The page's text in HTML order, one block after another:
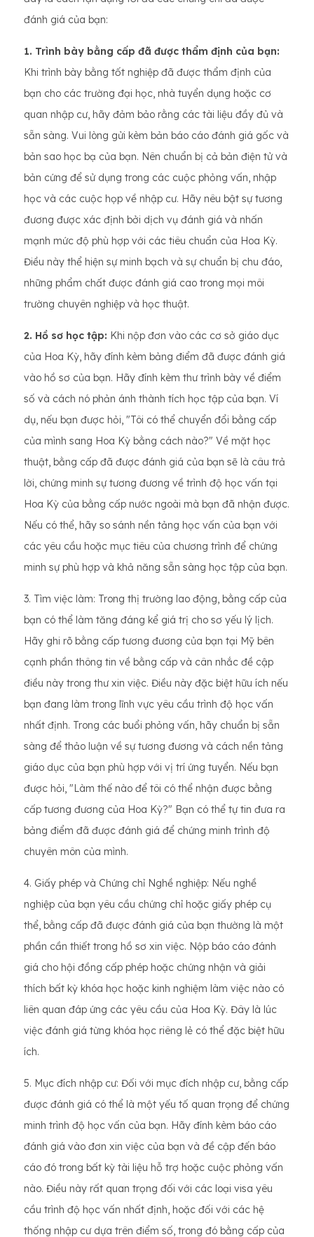
đánh giá của bạn:
1. Trình bày bằng cấp đã được thẩm định của bạn:
Khi trình bày bằng tốt nghiệp đã được thẩm định của
bạn cho các trường đại học, nhà tuyển dụng hoặc cơ
quan nhập cư, hãy đảm bảo rằng các tài liệu đầy đủ và
sẵn sàng. Vui lòng gửi kèm bản báo cáo đánh giá gốc và
bản sao học bạ của bạn. Nên chuẩn bị cả bản điện tử và
bản cứng để sử dụng trong các cuộc phỏng vấn, nhập
học và các cuộc họp về nhập cư. Hãy nêu bật sự tương
đương được xác định bởi dịch vụ đánh giá và nhấn
mạnh mức độ phù hợp với các tiêu chuẩn của Hoa Kỳ.
Điều này thể hiện sự minh bạch và sự chuẩn bị chu đáo,
những phẩm chất được đánh giá cao trong mọi môi
trường chuyên nghiệp và học thuật.
2. Hồ sơ học tập: Khi nộp đơn vào các cơ sở giáo dục
của Hoa Kỳ, hãy đính kèm bảng điểm đã được đánh giá
vào hồ sơ của bạn. Hãy đính kèm thư trình bày về điểm
số và cách nó phản ánh thành tích học tập của bạn. Ví
dụ, nếu bạn được hỏi, "Tôi có thể chuyển đổi bằng cấp
của mình sang Hoa Kỳ bằng cách nào?" Về mặt học
thuật, bằng cấp đã được đánh giá của bạn sẽ là câu trả
lời, chứng minh sự tương đương về trình độ học vấn tại
Hoa Kỳ của bằng cấp nước ngoài mà bạn đã nhận được.
Nếu có thể, hãy so sánh nền tảng học vấn của bạn với
các yêu cầu hoặc mục tiêu của chương trình để chứng
minh sự phù hợp và khả năng sẵn sàng học tập của bạn.
3. Tìm việc làm: Trong thị trường lao động, bằng cấp của
bạn có thể làm tăng đáng kể giá trị cho sơ yếu lý lịch.
Hãy ghi rõ bằng cấp tương đương của bạn tại Mỹ bên
cạnh phần thông tin về bằng cấp và cân nhắc đề cập
điều này trong thư xin việc. Điều này đặc biệt hữu ích nếu
bạn đang làm trong lĩnh vực yêu cầu trình độ học vấn
nhất định. Trong các buổi phỏng vấn, hãy chuẩn bị sẵn
sàng để thảo luận về sự tương đương và cách nền tảng
giáo dục của bạn phù hợp với vị trí ứng tuyển. Nếu bạn
được hỏi, "Làm thế nào để tôi có thể nhận được bằng
cấp tương đương của Hoa Kỳ?" Bạn có thể tự tin đưa ra
bảng điểm đã được đánh giá để chứng minh trình độ
chuyên môn của mình.
4. Giấy phép và Chứng chỉ Nghề nghiệp: Nếu nghề
nghiệp của bạn yêu cầu chứng chỉ hoặc giấy phép cụ
thể, bằng cấp đã được đánh giá của bạn thường là một
phần cần thiết trong hồ sơ xin việc. Nộp báo cáo đánh
giá cho hội đồng cấp phép hoặc chứng nhận và giải
thích bất kỳ khóa học hoặc kinh nghiệm làm việc nào có
liên quan đáp ứng các yêu cầu của Hoa Kỳ. Đây là lúc
việc đánh giá từng khóa học riêng lẻ có thể đặc biệt hữu
ích.
5. Mục đích nhập cư: Đối với mục đích nhập cư, bằng cấp
được đánh giá có thể là một yếu tố quan trọng để chứng
minh trình độ học vấn của bạn. Hãy đính kèm báo cáo
đánh giá vào đơn xin việc của bạn và đề cập đến báo
cáo đó trong bất kỳ tài liệu hỗ trợ hoặc cuộc phỏng vấn
nào. Điều này rất quan trọng đối với các loại visa yêu
cầu trình độ học vấn nhất định, hoặc đối với các hệ
thống nhập cư dựa trên điểm số, trong đó bằng cấp của